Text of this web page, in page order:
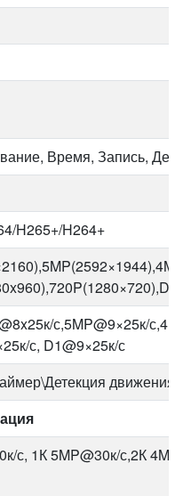
Время, Запись,
H265+/H264+
с,5MP@9×25к/
с, D1@9×25к/с
с, 1К 5MP@30к/с,2К